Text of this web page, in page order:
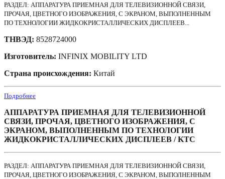
РАЗДЕЛ: АППАРАТУРА ПРИЕМНАЯ ДЛЯ ТЕЛЕВИЗИОННОЙ СВЯЗИ,
ПРОЧАЯ, ЦВЕТНОГО ИЗОБРАЖЕНИЯ, С ЭКРАНОМ, ВЫПОЛНЕННЫМ
ПО ТЕХНОЛОГИИ ЖИДКОКРИСТАЛЛИЧЕСКИХ ДИСПЛЕЕВ...
ТНВЭД: 8528724000
Изготовитель: INFINIX MOBILITY LTD
Страна происхождения: Китай
Подробнее
АППАРАТУРА ПРИЕМНАЯ ДЛЯ ТЕЛЕВИЗИОННОЙ
СВЯЗИ, ПРОЧАЯ, ЦВЕТНОГО ИЗОБРАЖЕНИЯ, С
ЭКРАНОМ, ВЫПОЛНЕННЫМ ПО ТЕХНОЛОГИИ
ЖИДКОКРИСТАЛЛИЧЕСКИХ ДИСПЛЕЕВ / KTC
РАЗДЕЛ: АППАРАТУРА ПРИЕМНАЯ ДЛЯ ТЕЛЕВИЗИОННОЙ СВЯЗИ,
ПРОЧАЯ, ЦВЕТНОГО ИЗОБРАЖЕНИЯ, С ЭКРАНОМ, ВЫПОЛНЕННЫМ